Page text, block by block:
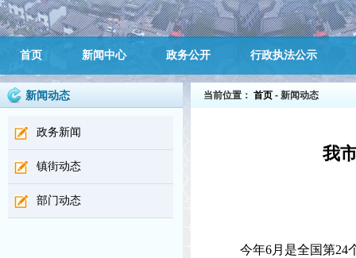
首页 新闻中心 政务公开 行政执法公示
新闻动态
政务新闻
镇街动态
部门动态
当前位置： 首页 - 新闻动态
我
今年6月是全国第24